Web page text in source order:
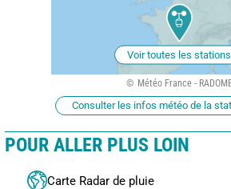
Voir toutes les stations
Météo France -
Consulter les infos météo de la
POUR ALLER PLUS LOIN
Carte Radar de pluie